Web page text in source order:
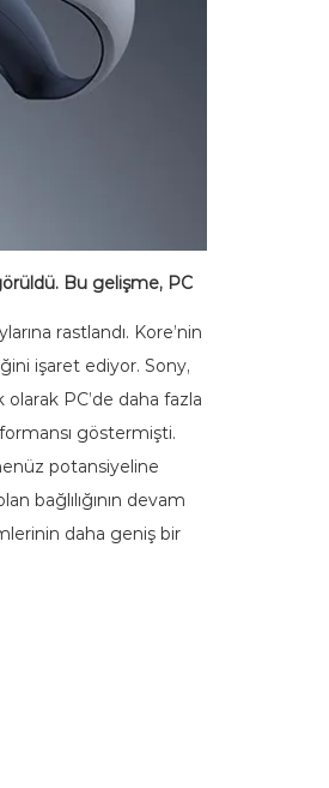
Bu gelişme, PC
rastlandı. Kore’nin
işaret ediyor. Sony,
olarak PC’de daha fazla
göstermişti.
potansiyeline
bağlılığının devam
daha geniş bir